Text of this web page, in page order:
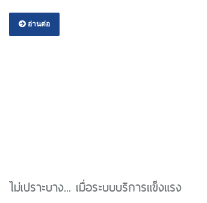
อ่านต่อ
ไม่เปราะบาง... เมื่อระบบบริการแข็งแรง